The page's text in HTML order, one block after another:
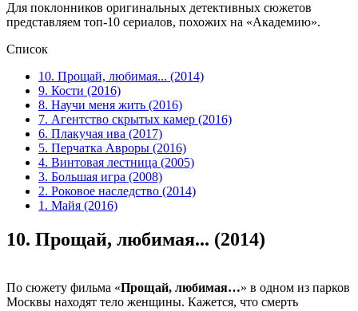
Для поклонников оригинальных детективных сюжетов
представляем топ-10 сериалов, похожих на «Академию».
Список
10. Прощай, любимая... (2014)
9. Кости (2016)
8. Научи меня жить (2016)
7. Агентство скрытых камер (2016)
6. Плакучая ива (2017)
5. Перчатка Авроры (2016)
4. Винтовая лестница (2005)
3. Большая игра (2008)
2. Роковое наследство (2014)
1. Майя (2016)
10. Прощай, любимая... (2014)
По сюжету фильма «Прощай, любимая…» в одном из парков
Москвы находят тело женщины. Кажется, что смерть